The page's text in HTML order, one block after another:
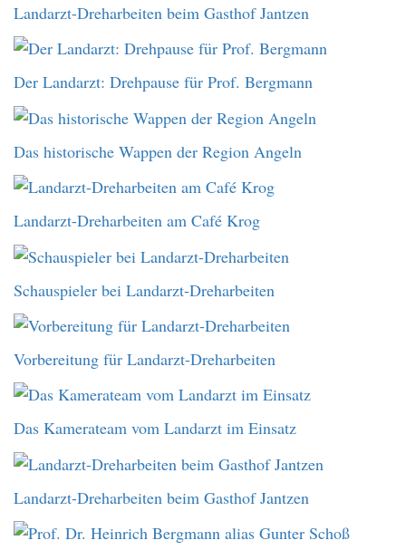
Landarzt-Dreharbeiten beim Gasthof Jantzen
Der Landarzt: Drehpause für Prof. Bergmann
Das historische Wappen der Region Angeln
Landarzt-Dreharbeiten am Café Krog
Schauspieler bei Landarzt-Dreharbeiten
Vorbereitung für Landarzt-Dreharbeiten
Das Kamerateam vom Landarzt im Einsatz
Landarzt-Dreharbeiten beim Gasthof Jantzen